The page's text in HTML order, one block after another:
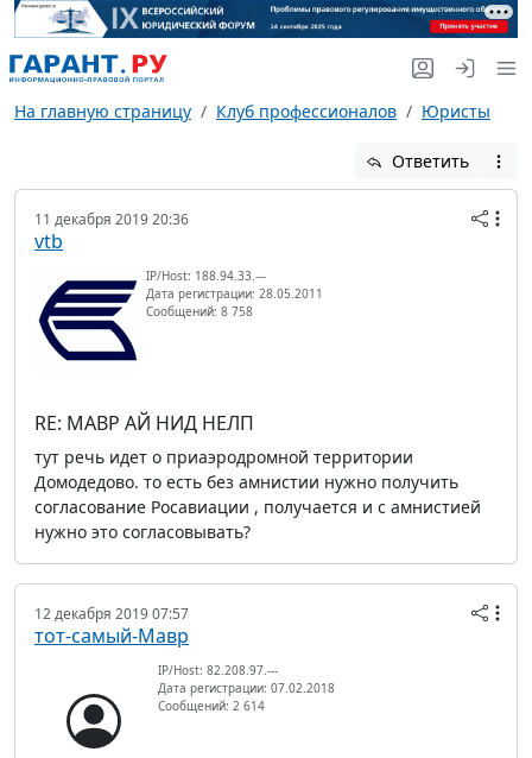
На главную страницу Клуб профессионалов Юристы
Ответить
11 декабря 2019 20:36
vtb
IP/Host: 188.94.33.---
Дата регистрации: 28.05.2011
Сообщений: 8 758
RE: МАВР АЙ НИД НЕЛП
тут речь идет о приаэродромной территории
Домодедово. то есть без амнистии нужно получить
согласование Росавиации , получается и с амнистией
нужно это согласовывать?
12 декабря 2019 07:57
тот-самый-Мавр
IP/Host: 82.208.97.---
Дата регистрации: 07.02.2018
Сообщений: 2 614